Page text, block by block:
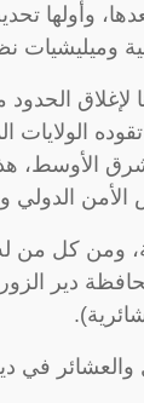
وأولها
لإغلاق
الأوسط،
الدولي وفي
ومن كل
دير
في